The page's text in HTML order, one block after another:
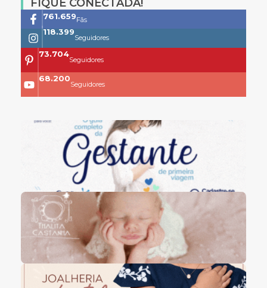
FIQUE CONECTADA!
761.659Fãs
118.399
Seguidores
73.704
Seguidores
68.200
Seguidores